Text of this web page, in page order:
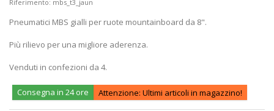
Riferimento: mbs_t3_jaun
Pneumatici MBS gialli per ruote mountainboard da 8".
Più rilievo per una migliore aderenza.
Venduti in confezioni da 4.
Consegna in 24 ore Attenzione: Ultimi articoli in magazzino!